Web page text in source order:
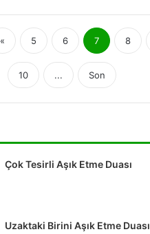
« 5 6 7 8
10 ... Son
Çok Tesirli Aşık Etme Duası
Uzaktaki Birini Aşık Etme Duası